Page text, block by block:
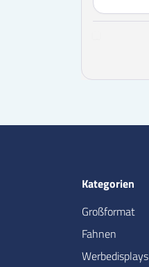
Kategorien
Großformat
Fahnen
Werbedisplays